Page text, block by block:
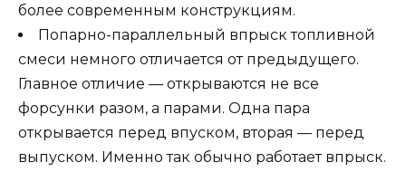
более современным конструкциям.
Попарно-параллельный впрыск топливной
смеси немного отличается от предыдущего.
Главное отличие — открываются не все
форсунки разом, а парами. Одна пара
открывается перед впуском, вторая — перед
выпуском. Именно так обычно работает впрыск.